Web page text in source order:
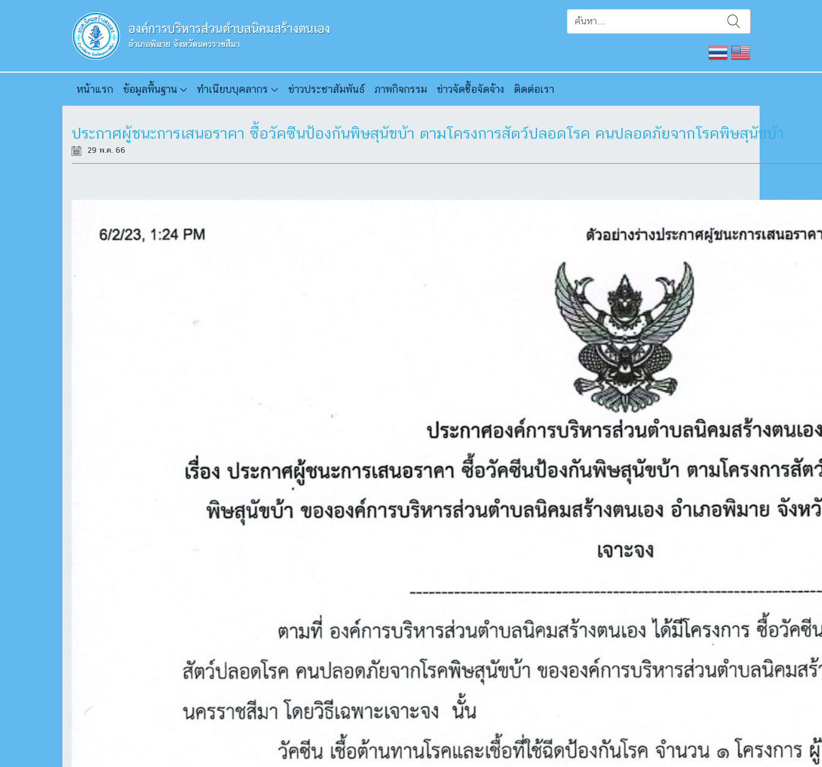
หน้าแรก ข้อมูลพื้นฐาน ทำเนียบบุคลากร ข่าวประชาสัมพันธ์ ภาพกิจกรรม ข่าวจัดซื้อจัดจ้าง ติดต่อเรา
ประกาศผู้ชนะการเสนอราคา ซื้อวัคซีนป้องกันพิษสุนัขบ้า ตามโครงการสัตว์ปลอดโรค คนปลอดภัยจากโรคพิษสุนัขบ้า
29 พ.ค. 66